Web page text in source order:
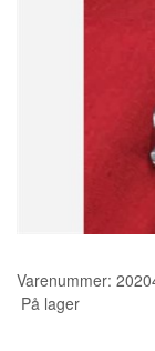
MASKIN TILBEHØR
SCANNCUT
Varenummer:
På lager